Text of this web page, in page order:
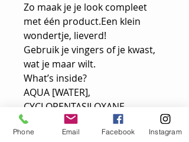
Zo maak je je look compleet
met één product.Een klein
wondertje, lieverd!
Gebruik je vingers of je kwast,
wat je maar wilt.
What’s inside?
AQUA [WATER],
CYCLOPENTASILOXANE,
ISODODECANE, MICA,
DIMETHICONE, BUTYLENE
Phone Email Facebook Instagram